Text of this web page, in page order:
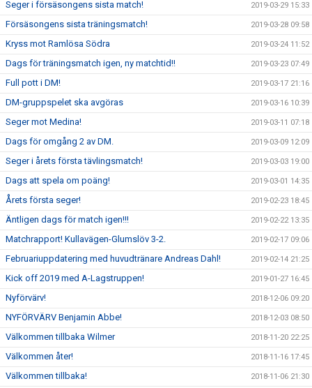
Seger i försäsongens sista match! 2019-03-29 15:33
Försäsongens sista träningsmatch! 2019-03-28 09:58
Kryss mot Ramlösa Södra 2019-03-24 11:52
Dags för träningsmatch igen, ny matchtid!! 2019-03-23 07:49
Full pott i DM! 2019-03-17 21:16
DM-gruppspelet ska avgöras 2019-03-16 10:39
Seger mot Medina! 2019-03-11 07:18
Dags för omgång 2 av DM. 2019-03-09 12:09
Seger i årets första tävlingsmatch! 2019-03-03 19:00
Dags att spela om poäng! 2019-03-01 14:35
Årets första seger! 2019-02-23 18:45
Äntligen dags för match igen!!! 2019-02-22 13:35
Matchrapport! Kullavägen-Glumslöv 3-2. 2019-02-17 09:06
Februariuppdatering med huvudtränare Andreas Dahl! 2019-02-14 21:25
Kick off 2019 med A-Lagstruppen! 2019-01-27 16:45
Nyförvärv! 2018-12-06 09:20
NYFÖRVÄRV Benjamin Abbe! 2018-12-03 08:50
Välkommen tillbaka Wilmer 2018-11-20 22:25
Välkommen åter! 2018-11-16 17:45
Välkommen tillbaka! 2018-11-06 21:30